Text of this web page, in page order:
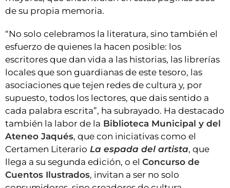
de su propia memoria.
“No solo celebramos la literatura, sino también el
esfuerzo de quienes la hacen posible: los
escritores que dan vida a las historias, las librerías
locales que son guardianas de este tesoro, las
asociaciones que tejen redes de cultura y, por
supuesto, todos los lectores, que dais sentido a
cada palabra escrita”, ha subrayado. Ha destacado
también la labor de la Biblioteca Municipal y del
Ateneo Jaqués, que con iniciativas como el
Certamen Literario La espada del artista, que
llega a su segunda edición, o el Concurso de
Cuentos Ilustrados, invitan a ser no solo